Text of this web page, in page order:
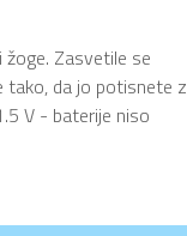
Zasvetile se
tako, da jo potisnete z
V - baterije niso